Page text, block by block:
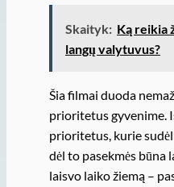
Skaityk: Ką reikia
langų valytuvus?
Šia filmai duoda
prioritetus gyvenime.
prioritetus, kurie
dėl to pasekmės būna
laisvo laiko žiemą –